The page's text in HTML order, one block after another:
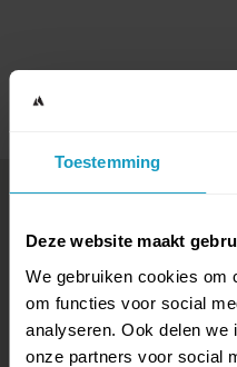
Toestemming
Deze website maakt
We gebruiken cookies om
om functies voor social
analyseren. Ook delen we
onze partners voor social